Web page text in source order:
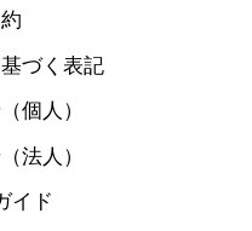
づく表記
個人）
法人）
イド